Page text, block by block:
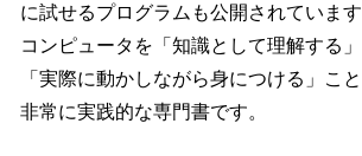
に試せるプログラムも公開されていま
コンピュータを「知識として理解する」
「実際に動かしながら身につける」こ
非常に実践的な専門書です。